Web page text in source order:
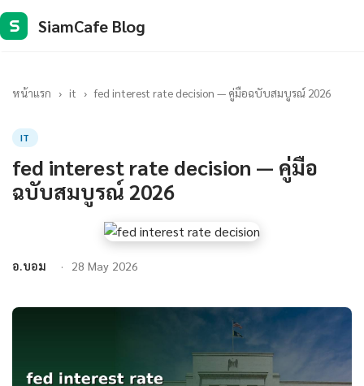
S SiamCafe Blog
หน้าแรก › it › fed interest rate decision — คู่มือฉบับสมบูรณ์ 2026
IT
fed interest rate decision — คู่มือ
ฉบับสมบูรณ์ 2026
อ.บอม 28 May 2026